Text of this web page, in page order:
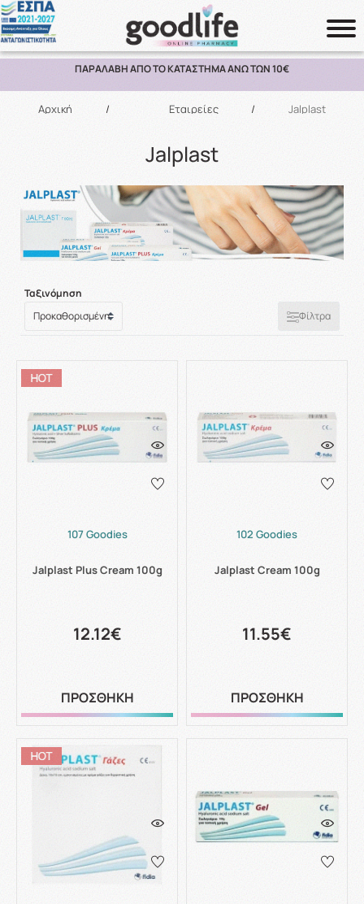
Αναζήτηση
ΔΩΡΕΑΝ ΜΕΤΑΦΟΡΙΚΑ ΑΝΩ ΤΩΝ 70€ ΕΩΣ 2KG ΣΕ ΕΛΛΑΔΑ
Αρχική / Εταιρείες / Jalplast
Jalplast
Ταξινόμηση
Φίλτρα
107 Goodies
Jalplast Plus Cream 100g
12.12€
ΠΡΟΣΘΗΚΗ
102 Goodies
Jalplast Cream 100g
11.55€
ΠΡΟΣΘΗΚΗ